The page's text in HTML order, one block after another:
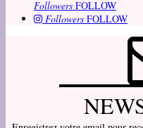
Followers FOLLOW
Followers FOLLOW